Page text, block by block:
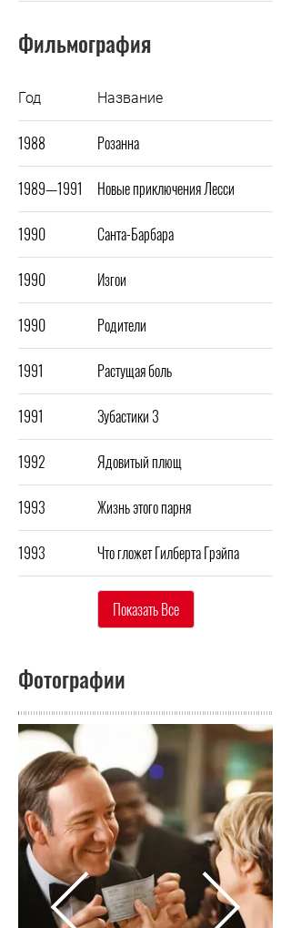
Фильмография
Год Название
1988 Розанна
1989—1991 Новые приключения Лесси
1990 Санта-Барбара
1990 Изгои
1990 Родители
1991 Растущая боль
1991 Зубастики 3
1992 Ядовитый плющ
1993 Жизнь этого парня
1993 Что гложет Гилберта Грэйпа
Показать Все
Фотографии